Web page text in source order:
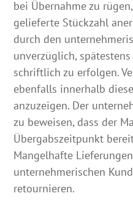
bei Übernahme zu
gelieferte Stückzahl
durch den
unverzüglich,
schriftlich zu erfolgen.
ebenfalls innerhalb
anzuzeigen. Der
zu beweisen, dass der
Übergabszeitpunkt
Mangelhafte
unternehmerischen
retournieren.